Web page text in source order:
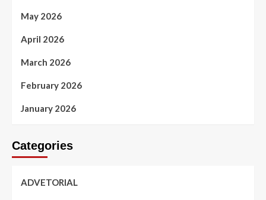
May 2026
April 2026
March 2026
February 2026
January 2026
Categories
ADVETORIAL